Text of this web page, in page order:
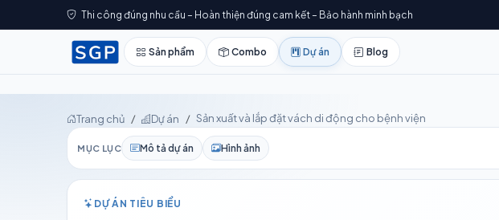
Thi công đúng nhu cầu – Hoàn thiện đúng cam kết – Bảo hành minh bạch
Sản phẩm Combo Dự án Blog
Trang chủ Dự án Sản xuất và lắp đặt vách di động cho bệnh viện
MỤC LỤC Mô tả dự án Hình ảnh
DỰ ÁN TIÊU BIỂU